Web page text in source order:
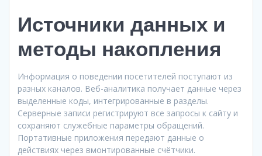
Источники данных и
методы накопления
Информация о поведении посетителей поступают из
разных каналов. Веб-аналитика получает данные через
выделенные коды, интегрированные в разделы.
Серверные записи регистрируют все запросы к сайту и
сохраняют служебные параметры обращений.
Портативные приложения передают данные о
действиях через вмонтированные счётчики.